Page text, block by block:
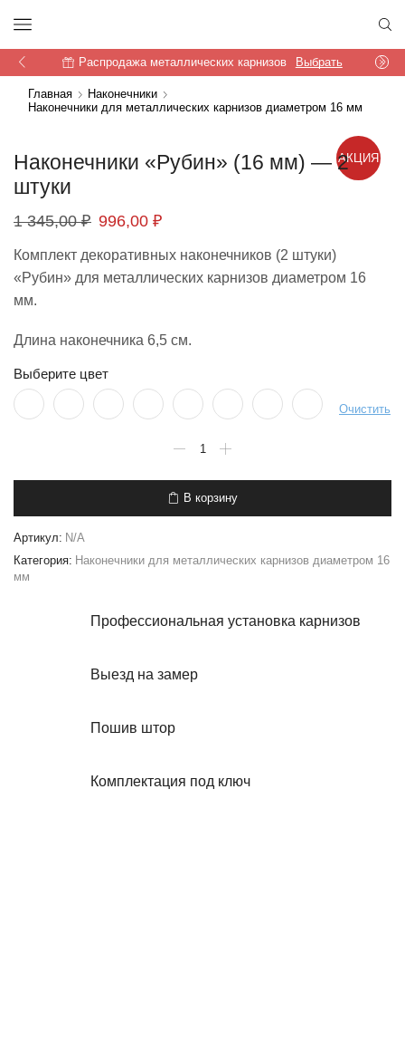
Распродажа металлических карнизов Выбрать
Главная
Наконечники
Наконечники для металлических карнизов диаметром 16 мм
АКЦИЯ
Наконечники «Рубин» (16 мм) — 2
штуки
1 345,00₽ Первоначальная
составляла
996,00 ₽
996,00 ₽.
Комплект декоративных наконечников (2 штуки)
«Рубин» для металлических карнизов диаметром 16
мм.
Длина наконечника 6,5 см.
Выберите цвет
Очистить
товара
(16
мм)
штуки
В корзину
Артикул: N/A
Категория: Наконечники для металлических карнизов диаметром 16
мм
Профессиональная установка карнизов
Выезд на замер
Пошив штор
Комплектация под ключ